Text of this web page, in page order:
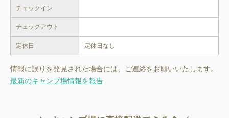
チェックイン
チェックアウト
定休日 定休日なし
情報に誤りを発見された場合には、ご連絡をお願いいたします。
最新のキャンプ場情報を報告